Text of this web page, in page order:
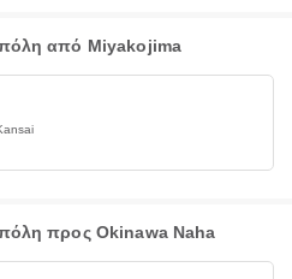
πόλη από Miyakojima
προς Okinawa Naha